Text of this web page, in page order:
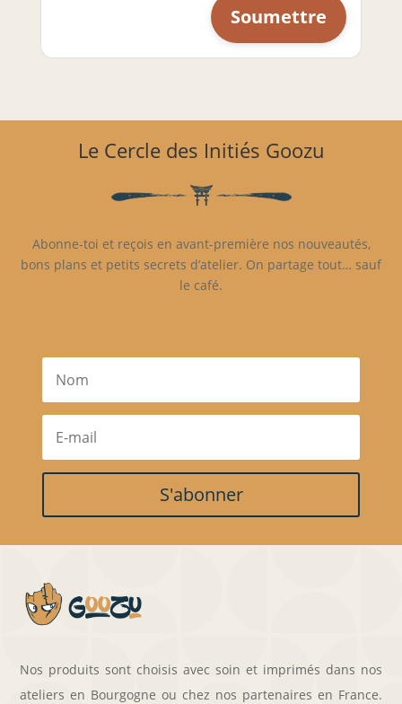
Le Cercle des Initiés Goozu
Abonne-toi et reçois en avant-première nos nouveautés,
bons plans et petits secrets d’atelier. On partage tout… sauf
le café.
S'abonner
Nos produits sont choisis avec soin et imprimés dans nos
ateliers en Bourgogne ou chez nos partenaires en France.